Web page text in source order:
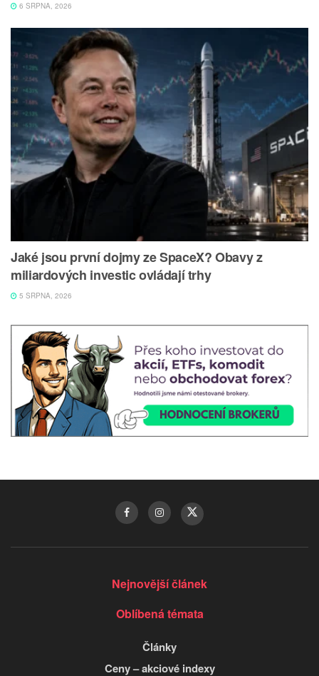
6 SRPNA, 2026
Jaké jsou první dojmy ze SpaceX? Obavy z
miliardových investic ovládají trhy
5 SRPNA, 2026
Nejnovější článek
Oblíbená témata
Články
Ceny – akciové indexy